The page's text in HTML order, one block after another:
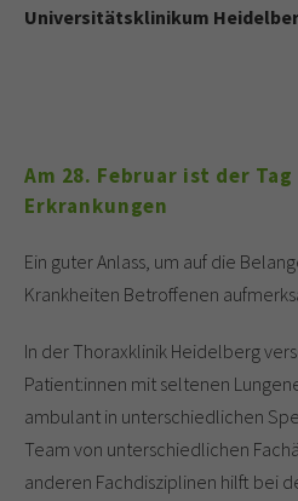
Universitätsklinikum
Am 28. Februar ist der
Erkrankungen
Ein guter Anlass, um auf die
Krankheiten Betroffenen
In der Thoraxklinik Heidelberg
Patient:innen mit seltenen
ambulant in unterschiedlichen
Team von unterschiedlichen
anderen Fachdisziplinen hilft bei